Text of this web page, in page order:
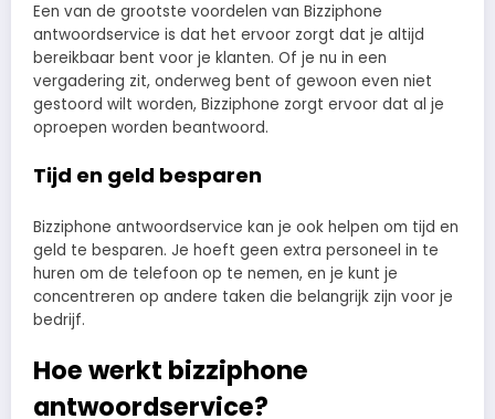
Een van de grootste voordelen van Bizziphone
antwoordservice is dat het ervoor zorgt dat je altijd
bereikbaar bent voor je klanten. Of je nu in een
vergadering zit, onderweg bent of gewoon even niet
gestoord wilt worden, Bizziphone zorgt ervoor dat al je
oproepen worden beantwoord.
Tijd en geld besparen
Bizziphone antwoordservice kan je ook helpen om tijd en
geld te besparen. Je hoeft geen extra personeel in te
huren om de telefoon op te nemen, en je kunt je
concentreren op andere taken die belangrijk zijn voor je
bedrijf.
Hoe werkt bizziphone
antwoordservice?